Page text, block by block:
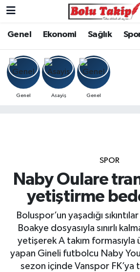
Genel Ekonomi Sağlık
Genel Asayiş Genel
SPOR
Naby Oulare
yetiştirme
Boluspor’un yaşadığı
Boakye dosyasıyla sınırlı
yetişerek A takım
yapan Gineli futbolcu Naby
sezon içinde Vanspor FK’ya